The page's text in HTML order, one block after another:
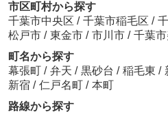
市区町村から探す
千葉市中央区 / 千葉市稲毛区 /
松戸市 / 東金市 / 市川市 / 千葉
町名から探す
幕張町 / 弁天 / 黒砂台 / 稲毛東 /
新宿 / 仁戸名町 / 本町
路線から探す